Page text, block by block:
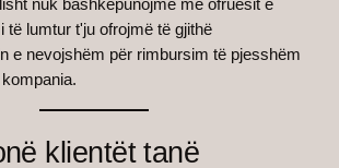
nuk bashkëpunojmë me ofruesit e
të lumtur t'ju ofrojmë të gjithë
e nevojshëm për rimbursim të pjesshëm
klientët tanë